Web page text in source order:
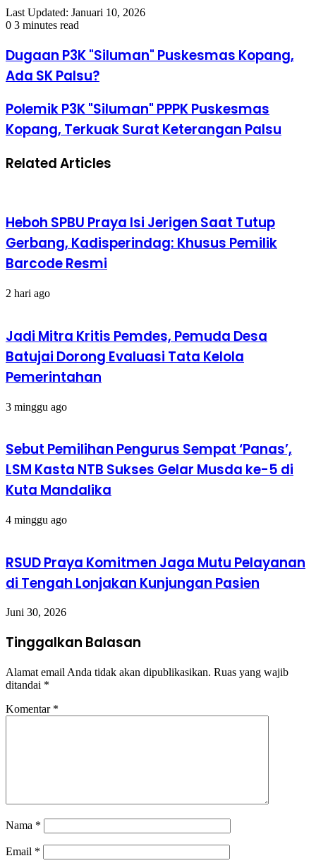
Last Updated: Januari 10, 2026
0 3 minutes read
Dugaan P3K "Siluman" Puskesmas Kopang,
Ada SK Palsu?
Polemik P3K "Siluman" PPPK Puskesmas
Kopang, Terkuak Surat Keterangan Palsu
Related Articles
Heboh SPBU Praya Isi Jerigen Saat Tutup
Gerbang, Kadisperindag: Khusus Pemilik
Barcode Resmi
2 hari ago
Jadi Mitra Kritis Pemdes, Pemuda Desa
Batujai Dorong Evaluasi Tata Kelola
Pemerintahan
3 minggu ago
Sebut Pemilihan Pengurus Sempat ‘Panas’,
LSM Kasta NTB Sukses Gelar Musda ke-5 di
Kuta Mandalika
4 minggu ago
RSUD Praya Komitmen Jaga Mutu Pelayanan
di Tengah Lonjakan Kunjungan Pasien
Juni 30, 2026
Tinggalkan Balasan
Alamat email Anda tidak akan dipublikasikan. Ruas yang wajib
ditandai *
Komentar *
Nama *
Email *